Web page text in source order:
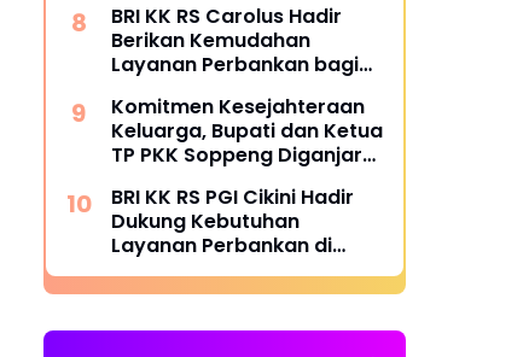
BRI KK RS Carolus Hadir
Berikan Kemudahan
Layanan Perbankan bagi
Masyarakat
Komitmen Kesejahteraan
Keluarga, Bupati dan Ketua
TP PKK Soppeng Diganjar
BKKBN
BRI KK RS PGI Cikini Hadir
Dukung Kebutuhan
Layanan Perbankan di
Lingkungan Rumah Sakit